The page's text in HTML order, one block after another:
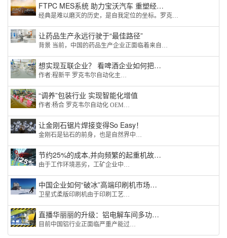
FTPC MES系统 助力宝沃汽车 重塑经…
经典是难以磨灭的历史，是自我定位的坐标。罗克…
让药品生产永远行驶于“最佳路径”
背景 当前，中国的药品生产企业正面临着来自…
想实现互联企业？ 看啤酒企业如何把…
作者:程新平 罗克韦尔自动化主…
“调养”包装行业 实现智能化增值
作者:杨合 罗克韦尔自动化 OEM…
让金刚石锯片焊接变得So Easy！
金刚石是钻石的前身，也是自然界中…
节约25%的成本,并向频繁的起重机故…
由于工作环境恶劣，工矿企业中…
中国企业如何“破冰”高端印刷机市场…
卫星式柔版印刷机由于印刷工艺…
直播华丽丽的升级：铝电解车间多功…
目前中国铝行业正面临严重产能过…